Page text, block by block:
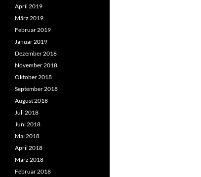
April 2019
März 2019
Februar 2019
Januar 2019
Dezember 2018
November 2018
Oktober 2018
September 2018
August 2018
Juli 2018
Juni 2018
Mai 2018
April 2018
März 2018
Februar 2018